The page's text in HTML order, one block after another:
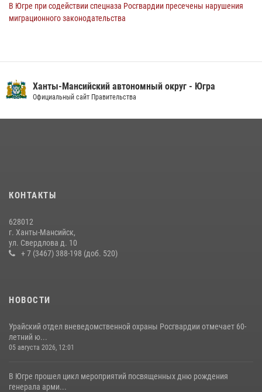
В Югре при содействии спецназа Росгвардии пресечены нарушения
миграционного законодательства
16 июля 2026, 04:54 4
18 июля 2026, 11:25
тематические встречи с молодежью
29 июля 2026, 09:54
Ханты-Мансийский автономный округ - Югра
Официальный сайт Правительства
КОНТАКТЫ
628012
г. Ханты-Мансийск,
ул. Свердлова д. 10
+ 7 (3467) 388-198 (доб. 520)
НОВОСТИ
Урайский отдел вневедомственной охраны Росгвардии отмечает 60-
летний ю...
05 августа 2026, 12:01
В Югре прошел цикл мероприятий посвященных дню рождения
генерала арми...